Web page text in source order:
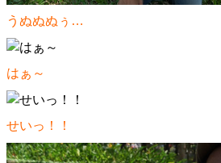
うぬぬぬぅ…
はぁ～
せいっ！！